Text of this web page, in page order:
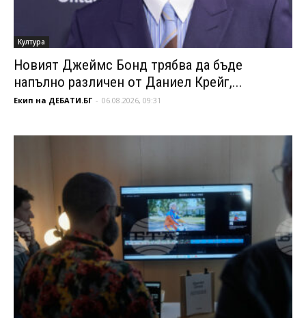
Култура
Новият Джеймс Бонд трябва да бъде
напълно различен от Даниел Крейг,...
Екип на ДЕБАТИ.БГ - 06.08.2026, 09:31